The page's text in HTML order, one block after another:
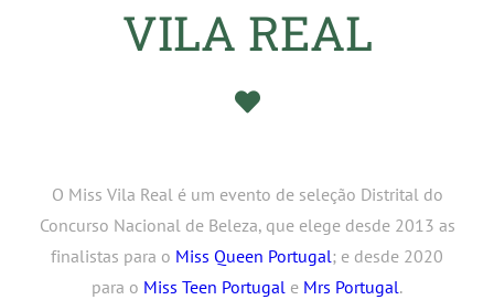
VILA REAL
O Miss Vila Real é um evento de seleção Distrital do
Concurso Nacional de Beleza, que elege desde 2013 as
finalistas para o Miss Queen Portugal; e desde 2020
para o Miss Teen Portugal e Mrs Portugal.